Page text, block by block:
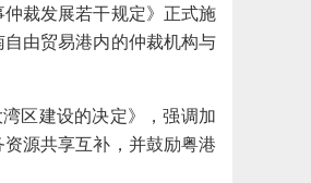
裁发展若干规定》正式施
由贸易港内的仲裁机构与
区建设的决定》，强调加
源共享互补，并鼓励粤港